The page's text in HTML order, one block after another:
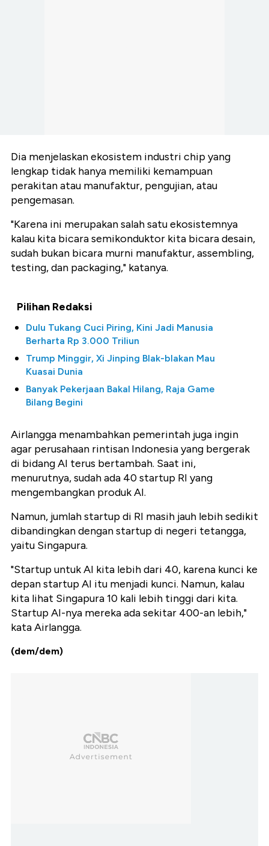
Dia menjelaskan ekosistem industri chip yang
lengkap tidak hanya memiliki kemampuan
perakitan atau manufaktur, pengujian, atau
pengemasan.
"Karena ini merupakan salah satu ekosistemnya
kalau kita bicara semikonduktor kita bicara desain,
sudah bukan bicara murni manufaktur, assembling,
testing, dan packaging," katanya.
Pilihan Redaksi
Dulu Tukang Cuci Piring, Kini Jadi Manusia
Berharta Rp 3.000 Triliun
Trump Minggir, Xi Jinping Blak-blakan Mau
Kuasai Dunia
Banyak Pekerjaan Bakal Hilang, Raja Game
Bilang Begini
Airlangga menambahkan pemerintah juga ingin
agar perusahaan rintisan Indonesia yang bergerak
di bidang AI terus bertambah. Saat ini,
menurutnya, sudah ada 40 startup RI yang
mengembangkan produk AI.
Namun, jumlah startup di RI masih jauh lebih sedikit
dibandingkan dengan startup di negeri tetangga,
yaitu Singapura.
"Startup untuk AI kita lebih dari 40, karena kunci ke
depan startup AI itu menjadi kunci. Namun, kalau
kita lihat Singapura 10 kali lebih tinggi dari kita.
Startup AI-nya mereka ada sekitar 400-an lebih,"
kata Airlangga.
(dem/dem)